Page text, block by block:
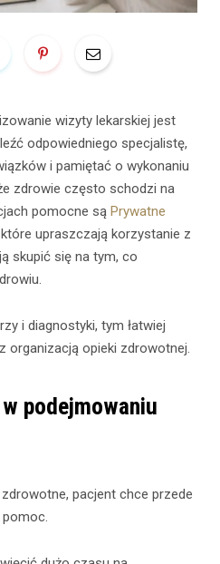
wizyty lekarskiej jest
odpowiedniego specjalistę,
i pamiętać o wykonaniu
zdrowie często schodzi na
pomocne są Prywatne
upraszczają korzystanie z
skupić się na tym, co
i diagnostyki, tym łatwiej
organizacją opieki zdrowotnej.
podejmowaniu
pacjent chce przede